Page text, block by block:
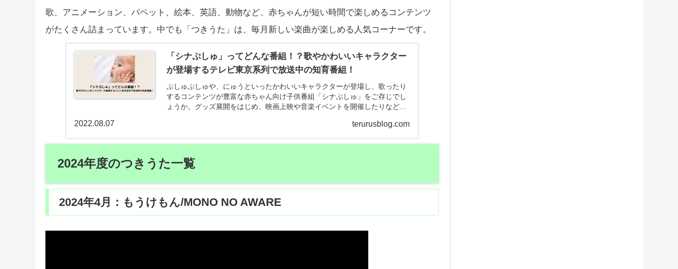
歌、アニメーション、パペット、絵本、英語、動物など、赤ちゃんが短い時間で楽しめるコンテンツ
がたくさん詰まっています。中でも「つきうた」は、毎月新しい楽曲が楽しめる人気コーナーです。
「シナぷしゅ」ってどんな番組！？歌やかわいいキャラクター
が登場するテレビ東京系列で放送中の知育番組！
ぷしゅぷしゅや、にゅうといったかわいいキャラクターが登場し、歌ったり
するコンテンツが豊富な赤ちゃん向け子供番組「シナぷしゅ」をご存じでし
ょうか。グッズ展開をはじめ、映画上映や音楽イベントを開催したりなど、
terurusblog.com
2022.08.07
2024年度のつきうた一覧
2024年4月：もうけもん/MONO NO AWARE